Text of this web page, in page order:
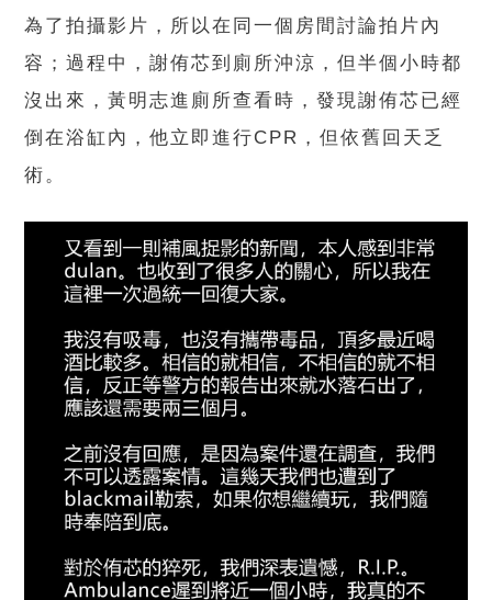
為了拍攝影片，所以在同一個房間討論拍片內
容；過程中，謝侑芯到廁所沖涼，但半個小時都
沒出來，黃明志進廁所查看時，發現謝侑芯已經
倒在浴缸內，他立即進行CPR，但依舊回天乏
術。